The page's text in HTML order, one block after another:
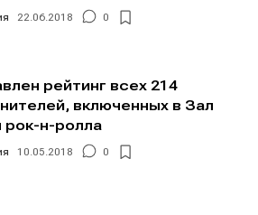
22.06.2018 0
рейтинг всех 214
включенных в Зал
рок-н-ролла
10.05.2018 0